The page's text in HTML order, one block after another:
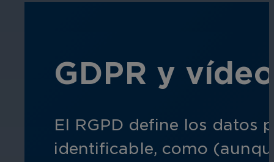
GDPR y
El RGPD define los datos
identificable, como